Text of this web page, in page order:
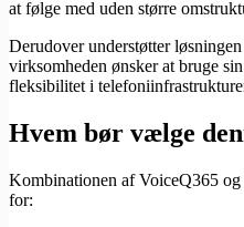
at følge med uden større
Derudover understøtter
virksomheden ønsker at bruge
fleksibilitet i
Hvem bør vælge
Kombinationen af VoiceQ365
for: